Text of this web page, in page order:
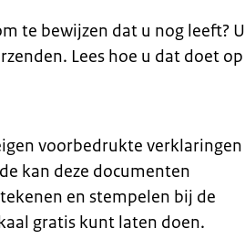
te bewijzen dat u nog leeft? U
Lees hoe u dat doet op
voorbedrukte verklaringen
kan deze documenten
en stempelen bij de
gratis kunt laten doen.